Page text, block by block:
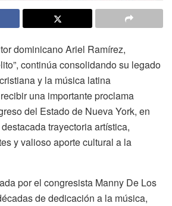
dominicano Ariel Ramírez,
continúa consolidando su legado
y la música latina
una importante proclama
del Estado de Nueva York, en
trayectoria artística,
y valioso aporte cultural a la
por el congresista Manny De Los
de dedicación a la música,